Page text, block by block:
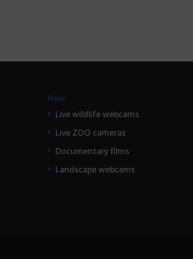
Menu
Live wildlife webcams
Live ZOO cameras
Documentary films
Landscape webcams